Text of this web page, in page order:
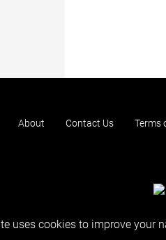
About Contact Us Terms
uses cookies to improve your